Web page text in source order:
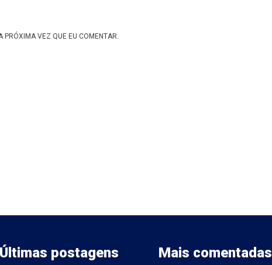
PRÓXIMA VEZ QUE EU COMENTAR.
Últimas postagens Mais comentadas